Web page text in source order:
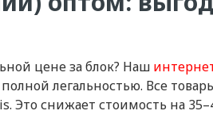
цене за блок? Наш
легальностью. Все
снижает стоимость на